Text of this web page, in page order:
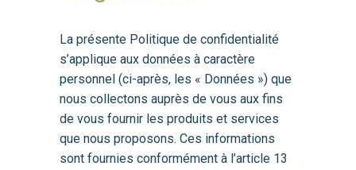
La présente Politique de confidentialité
s’applique aux données à caractère
personnel (ci-après, les « Données ») que
nous collectons auprès de vous aux fins
de vous fournir les produits et services
que nous proposons. Ces informations
sont fournies conformément à l’article 13